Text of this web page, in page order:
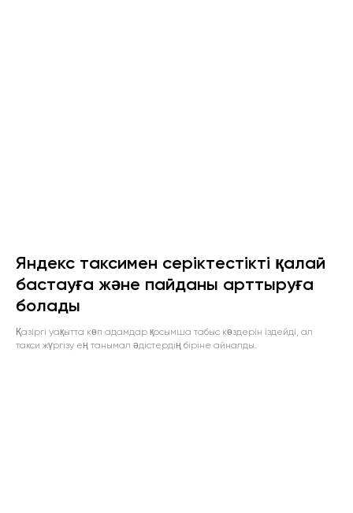
Яндекс таксимен серіктестікті қалай
бастауға және пайданы арттыруға
болады
Қазіргі уақытта көп адамдар қосымша табыс көздерін іздейді, ал
такси жүргізу ең танымал әдістердің біріне айналды.